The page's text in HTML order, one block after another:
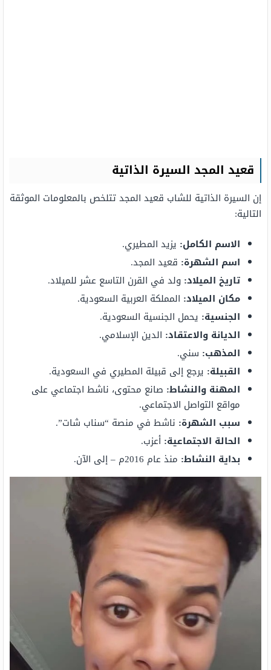
قعيد المجد السيرة الذاتية
إن السيرة الذاتية للشاب قعيد المجد تتلخص بالمعلومات الموثقة
التالية:
الاسم الكامل: يزيد المطيري.
اسم الشهرة: قعيد المجد.
تاريخ الميلاد: ولد في القرن التاسع عشر للميلاد.
مكان الميلاد: المملكة العربية السعودية.
الجنسية: يحمل الجنسية السعودية.
الديانة والاعتقاد: الدين الإسلامي.
المذهب: سني.
القبيلة: يرجع إلى قبيلة المطيري في السعودية.
المهنة والنشاط: صانع محتوى، ناشط اجتماعي على
مواقع التواصل الاجتماعي.
سبب الشهرة: ناشط في منصة “سناب شات”.
الحالة الاجتماعية: أعزب.
بداية النشاط: منذ عام 2016م – إلى الآن.